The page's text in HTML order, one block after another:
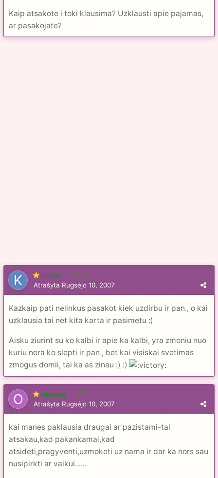
Kaip atsakote i toki klausima? Uzklausti apie pajamas,
ar pasakojate?
kicule 104
Atrašyta Rugsėjo 10, 2007
Kazkaip pati nelinkus pasakot kiek uzdirbu ir pan., o kai
uzklausia tai net kita karta ir pasimetu :)
Aisku ziurint su ko kalbi ir apie ka kalbi, yra zmoniu nuo
kuriu nera ko slepti ir pan., bet kai visiskai svetimas
zmogus domii, tai ka as zinau :) :)
oksana 2
Atrašyta Rugsėjo 10, 2007
kai manes paklausia draugai ar pazistami-tai
atsakau,kad pakankamai,kad
atsideti,pragyventi,uzmoketi uz nama ir dar ka nors sau
nusipirkti ar vaikui......